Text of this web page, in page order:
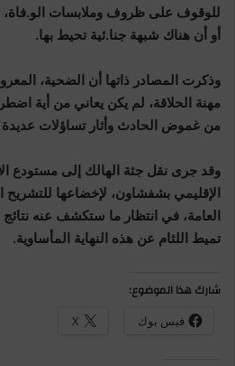
للوقوف على ظروف وملابسات الو.فاة،
أو أن هناك شبهة جنا.ئية تحيط بها.
وذكرت المصادر ذاتها أن الضحية،
مهنة الحلاقة، لم يكن يعاني من أية
من غموض الحادث وأثار تساؤلات عديدة
وقد جرى نقل جثة الهالك إلى مستودع
الإقليمي بشفشاون، لإخضاعها للتشريح
العامة، في انتظار ما ستكشف عنه
تميط اللثام عن هذه النهاية المأساوية.
شارك هذا الموضوع:
فيس بوك X